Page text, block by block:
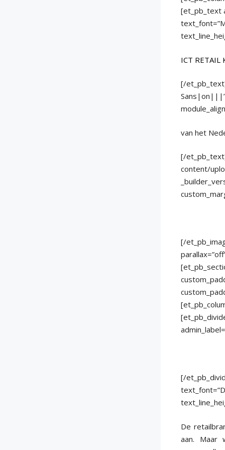
[et_pb_text
ICT RETAIL
[/
Sans|on|||”
van het
[/
content/
[/
[/
De
aan. Maar